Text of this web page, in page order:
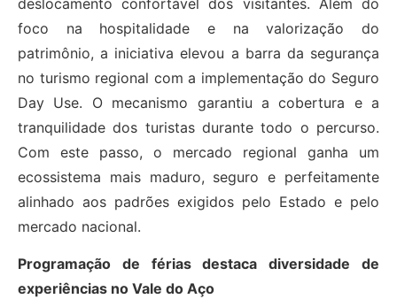
foco na hospitalidade e na valorização do
patrimônio, a iniciativa elevou a barra da segurança
no turismo regional com a implementação do Seguro
Day Use. O mecanismo garantiu a cobertura e a
tranquilidade dos turistas durante todo o percurso.
Com este passo, o mercado regional ganha um
ecossistema mais maduro, seguro e perfeitamente
alinhado aos padrões exigidos pelo Estado e pelo
mercado nacional.
Programação de férias destaca diversidade de
experiências no Vale do Aço